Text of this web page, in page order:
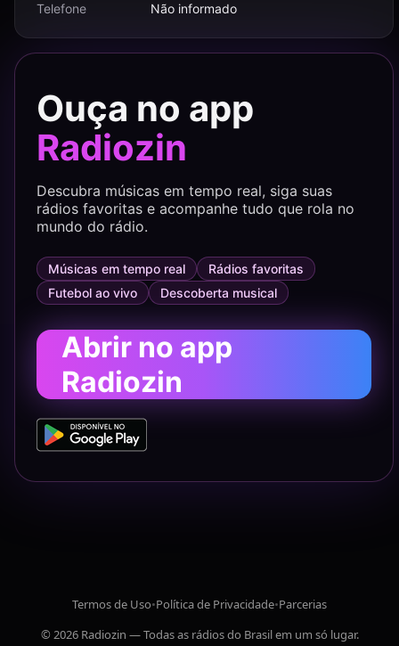
Telefone
Não informado
Ouça no app
Radiozin
Descubra músicas em tempo real, siga suas
rádios favoritas e acompanhe tudo que rola no
mundo do rádio.
Músicas em tempo real
Rádios favoritas
Futebol ao vivo
Descoberta musical
Abrir no app
Radiozin
Termos de Uso•Política de Privacidade•Parcerias
© 2026 Radiozin — Todas as rádios do Brasil em um só lugar.